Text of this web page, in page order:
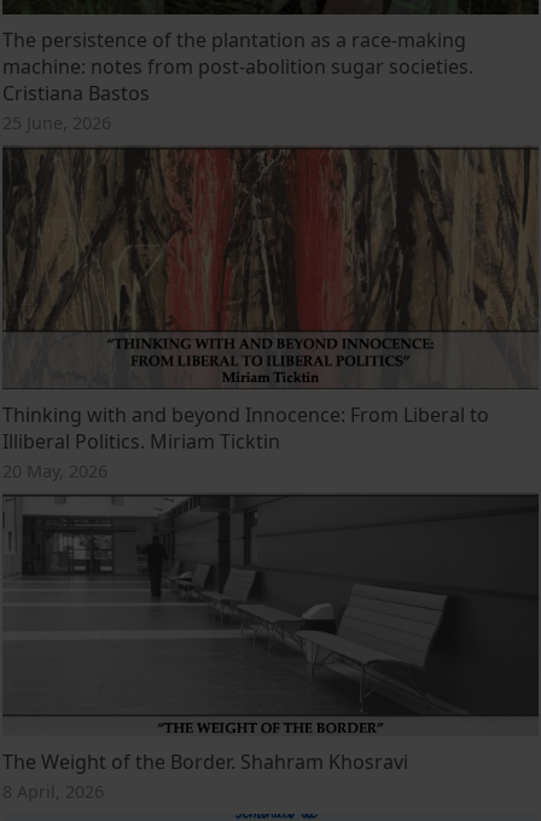
The persistence of the plantation as a race-making
machine: notes from post-abolition sugar societies.
Cristiana Bastos
25 June, 2026
Thinking with and beyond Innocence: From Liberal to
Illiberal Politics. Miriam Ticktin
20 May, 2026
The Weight of the Border. Shahram Khosravi
8 April, 2026